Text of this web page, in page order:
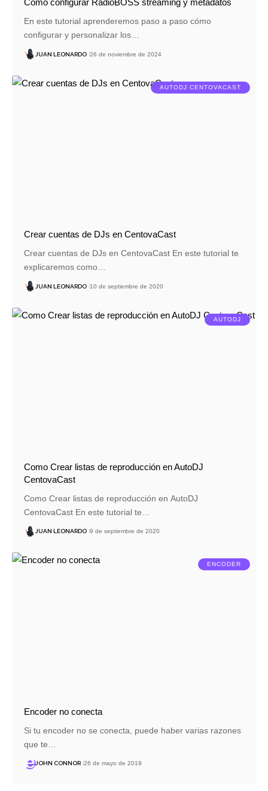
Cómo configurar RadioBOSS streaming y metadatos
En este tutorial aprenderemos paso a paso cómo
configurar y personalizar los…
JUAN LEONARDO 26 de noviembre de 2024
AUTODJ CENTOVACAST
Crear cuentas de DJs en CentovaCast
Crear cuentas de DJs en CentovaCast En este tutorial te
explicaremos como…
JUAN LEONARDO 10 de septiembre de 2020
AUTODJ
Como Crear listas de reproducción en AutoDJ
CentovaCast
Como Crear listas de reproducción en AutoDJ
CentovaCast En este tutorial te…
JUAN LEONARDO 9 de septiembre de 2020
ENCODER
Encoder no conecta
Si tu encoder no se conecta, puede haber varias razones
que te…
JOHN CONNOR 26 de mayo de 2019